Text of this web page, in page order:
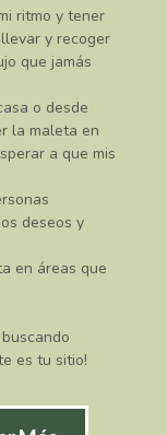
ritmo y tener
y recoger
que jamás
o desde
la maleta en
a que mis
deseos y
en áreas que
es tu sitio!